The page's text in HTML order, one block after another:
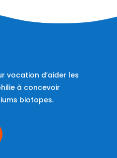
vocation d’aider les
à concevoir
biotopes.